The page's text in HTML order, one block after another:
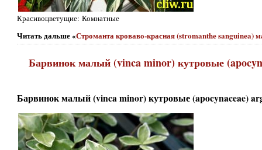
Красивоцветущие: Комнатные
Читать дальше «Строманта кроваво-красная (stromanthe sanguinea)
Барвинок малый (vinca minor) кутровые
Барвинок малый (vinca minor) кутровые (apocynaceae)